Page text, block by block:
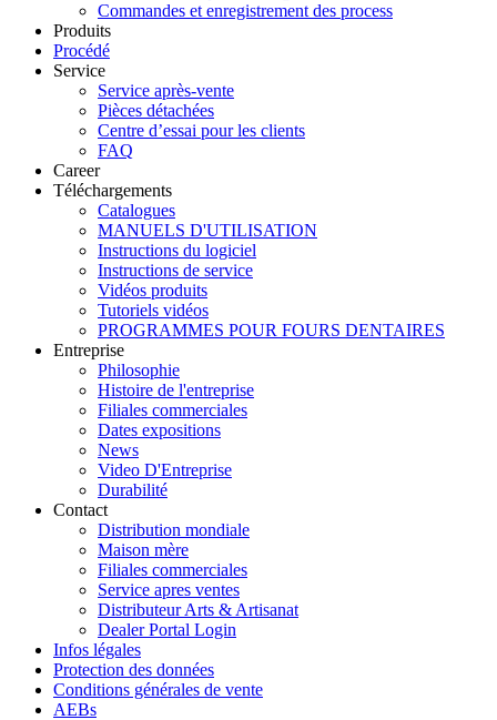
Commandes et enregistrement des process
Produits
Procédé
Service
Service après-vente
Pièces détachées
Centre d’essai pour les clients
FAQ
Career
Téléchargements
Catalogues
MANUELS D'UTILISATION
Instructions du logiciel
Instructions de service
Vidéos produits
Tutoriels vidéos
PROGRAMMES POUR FOURS DENTAIRES
Entreprise
Philosophie
Histoire de l'entreprise
Filiales commerciales
Dates expositions
News
Video D'Entreprise
Durabilité
Contact
Distribution mondiale
Maison mère
Filiales commerciales
Service apres ventes
Distributeur Arts & Artisanat
Dealer Portal Login
Infos légales
Protection des données
Conditions générales de vente
AEBs